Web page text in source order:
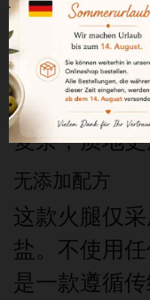
“黑标”顶级品质
“Etiqueta
斯系列中的顶
少23个月的
复杂，质地
无添加配方
这款火腿仅
盐。不使用
是一款遵循传